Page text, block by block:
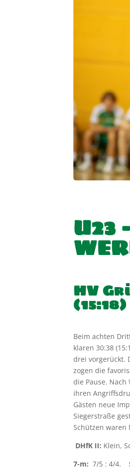
U23
HV
Beim achten
klaren 30:38
drei vorgerückt.
zogen die
die Pause.
ihren
Gästen neue
Siegerstraße
Schützen waren
DHfK II: Klein,
7-m: 7/5 : 4/4.